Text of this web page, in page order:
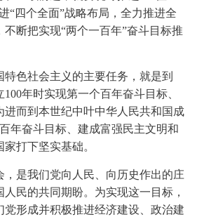
“四个全面”战略布局，全力推进全
断把实现“两个一百年”奋斗目标推
色社会主义的主要任务，就是到
年时实现第一个百年奋斗目标、
进而到本世纪中叶中华人民共和国成
年奋斗目标、建成富强民主文明和
打下坚实基础。
是我们党向人民、向历史作出的庄
民的共同期盼。为实现这一目标，
党形成并积极推进经济建设、政治建